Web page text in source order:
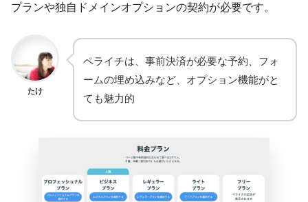
プランや独自ドメインオプションの契約が必要です。
たけ
ペライチは、事前決済が必要な予約、フォ
ームの埋め込みなど、オプション機能がと
ても魅力的